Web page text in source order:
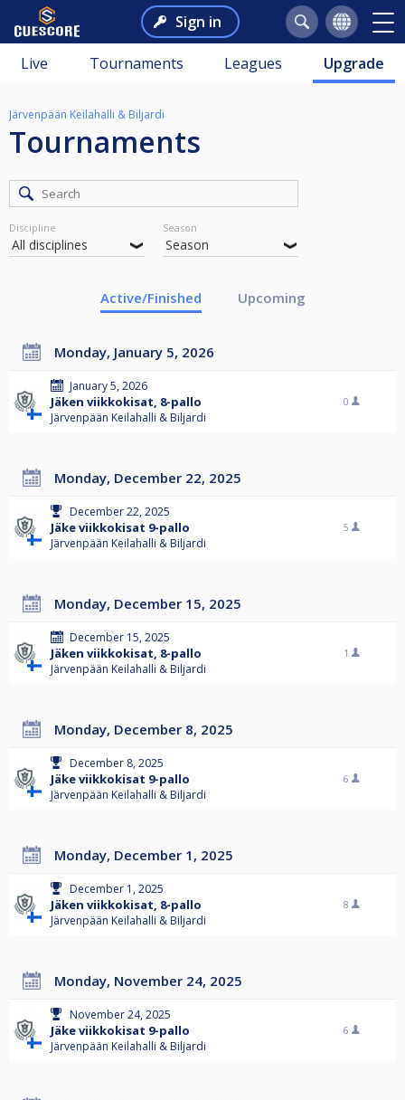
Sign in
Live Tournaments Leagues Upgrade
Järvenpään Keilahalli & Biljardi
Tournaments
Discipline Season
Active/Finished Upcoming
Monday, January 5, 2026
January 5, 2026
Jäken viikkokisat, 8-pallo
Järvenpään Keilahalli & Biljardi
0
Monday, December 22, 2025
December 22, 2025
Jäke viikkokisat 9-pallo
Järvenpään Keilahalli & Biljardi
5
Monday, December 15, 2025
December 15, 2025
Jäken viikkokisat, 8-pallo
Järvenpään Keilahalli & Biljardi
1
Monday, December 8, 2025
December 8, 2025
Jäke viikkokisat 9-pallo
Järvenpään Keilahalli & Biljardi
6
Monday, December 1, 2025
December 1, 2025
Jäken viikkokisat, 8-pallo
Järvenpään Keilahalli & Biljardi
8
Monday, November 24, 2025
November 24, 2025
Jäke viikkokisat 9-pallo
Järvenpään Keilahalli & Biljardi
6